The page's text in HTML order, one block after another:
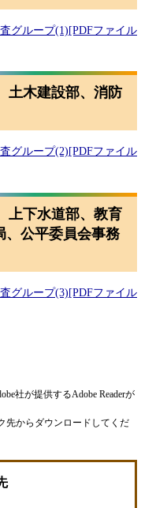
グループ(1)[PDFファイル
土木建設部、消防
グループ(2)[PDFファイル
上下水道部、教育
、公平委員会事務
グループ(3)[PDFファイル
社が提供するAdobe Readerが
先からダウンロードしてくだ